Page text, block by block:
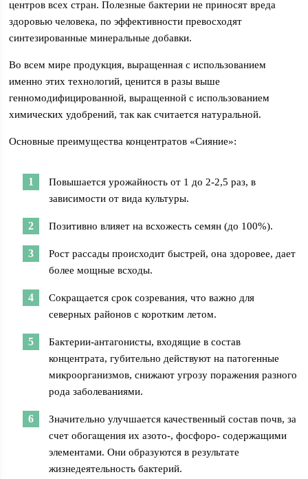
центров всех стран. Полезные бактерии не приносят вреда
здоровью человека, по эффективности превосходят
синтезированные минеральные добавки.
Во всем мире продукция, выращенная с использованием
именно этих технологий, ценится в разы выше
генномодифицированной, выращенной с использованием
химических удобрений, так как считается натуральной.
Основные преимущества концентратов «Сияние»:
Повышается урожайность от 1 до 2-2,5 раз, в
зависимости от вида культуры.
Позитивно влияет на всхожесть семян (до 100%).
Рост рассады происходит быстрей, она здоровее, дает
более мощные всходы.
Сокращается срок созревания, что важно для
северных районов с коротким летом.
Бактерии-антагонисты, входящие в состав
концентрата, губительно действуют на патогенные
микроорганизмов, снижают угрозу поражения разного
рода заболеваниями.
Значительно улучшается качественный состав почв, за
счет обогащения их азото-, фосфоро- содержащими
элементами. Они образуются в результате
жизнедеятельность бактерий.